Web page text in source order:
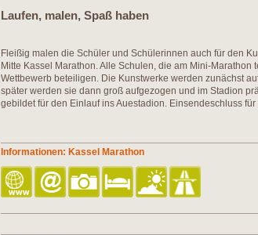
Laufen, malen, Spaß haben
Fleißig malen die Schüler und Schülerinnen auch für den
Mitte Kassel Marathon. Alle Schulen, die am Mini-
Wettbewerb beteiligen. Die Kunstwerke werden zunächst
später werden sie dann groß aufgezogen und im Stadion
gebildet für den Einlauf ins Auestadion. Einsendeschluss
Informationen: Kassel Marathon